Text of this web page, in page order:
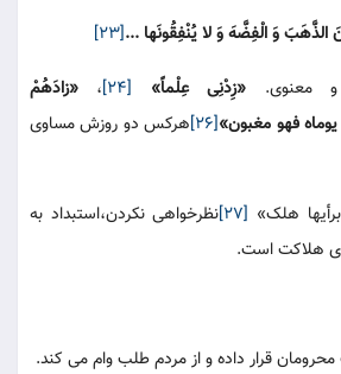
الذَّهَبَ وَ الْفِضَّهَ وَ لا یُنْفِقُونَها ...[23]
«زِدْنِی عِلْماً» [24]، «زادَهُمْ
فهو مغبون»[26]هرکس دو روزش مساوی
[27]نظرخواهی نکردن،استبداد به
ی هلاکت است.